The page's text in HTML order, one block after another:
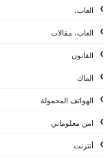
العاب،
العاب، مقالات
القانون
الماك
الهواتف المحمولة
امن معلوماتي
أنترنت